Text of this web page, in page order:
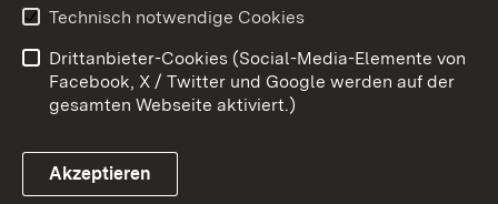
Link zum Landesportal
Barrierefreiheit
Impressum Cookies
Technisch notwendige Cookies
Drittanbieter-Cookies (Social-Media-Elemente von
Facebook, X / Twitter und Google werden auf der
gesamten Webseite aktiviert.)
Akzeptieren